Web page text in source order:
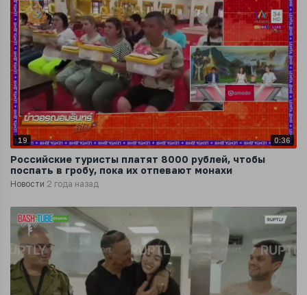
19 0:36
Российские туристы платят 8000 рублей, чтобы
поспать в гробу, пока их отпевают монахи
Новости 2 года назад